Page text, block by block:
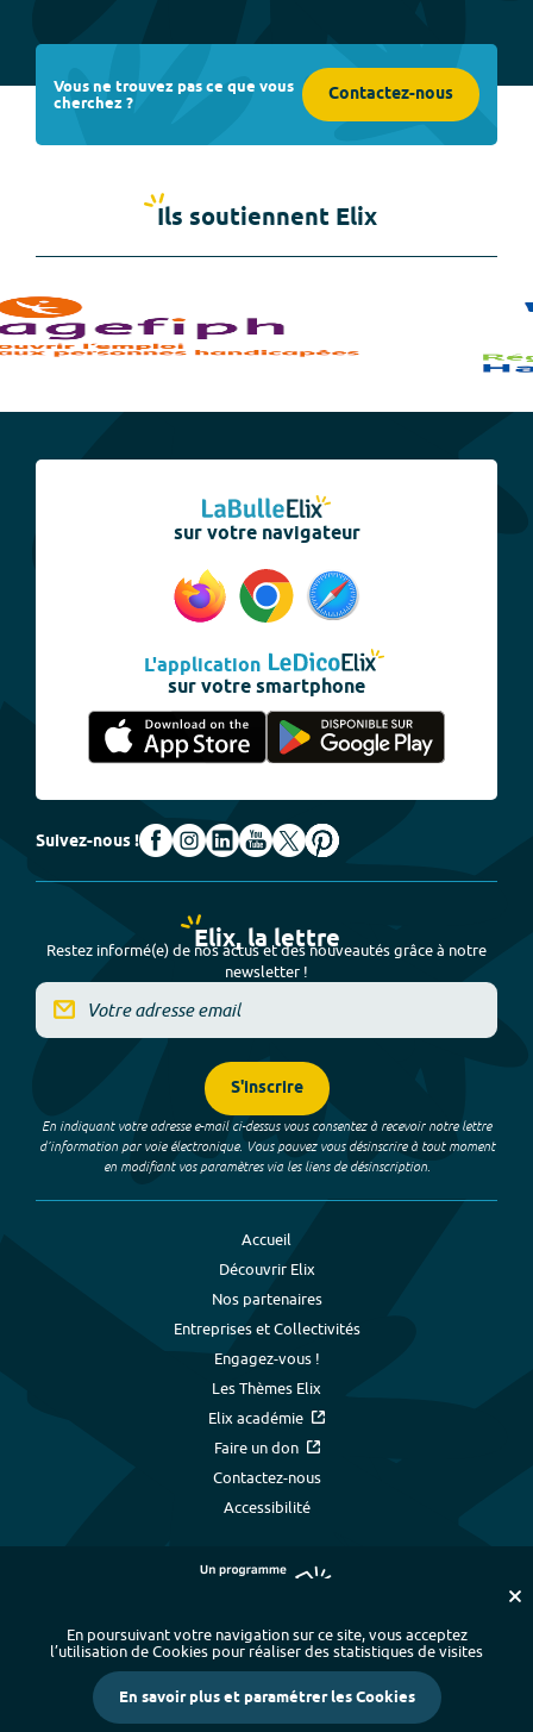
Vous ne trouvez pas ce que vous
cherchez ? Contactez-nous
Ils soutiennent Elix
sur votre navigateur
L'application
sur votre smartphone
Suivez-nous !
Elix, la lettre
Restez informé(e) de nos actus et des nouveautés grâce à notre
newsletter !
S'inscrire
En indiquant votre adresse e-mail ci-dessus vous consentez à recevoir notre lettre
d’information par voie électronique. Vous pouvez vous désinscrire à tout moment
en modifiant vos paramètres via les liens de désinscription.
Accueil
Découvrir Elix
Nos partenaires
Entreprises et Collectivités
Engagez-vous !
Les Thèmes Elix
Elix académie
Faire un don
Contactez-nous
Accessibilité
Plan du site - Index alphabétique
-
Mentions légales et données personnelles
- Paramétrer les cookies
Crédits
En poursuivant votre navigation sur ce site, vous acceptez
l’utilisation de Cookies pour réaliser des statistiques de visites
En savoir plus et paramétrer les Cookies